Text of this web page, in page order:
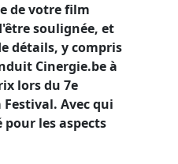
de votre film
soulignée, et
détails, y compris
Cinergie.be à
lors du 7e
Avec qui
pour les aspects